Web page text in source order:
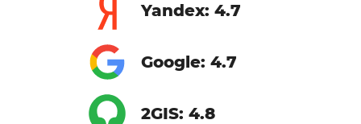
Yandex: 4.7
Google: 4.7
2GIS: 4.8